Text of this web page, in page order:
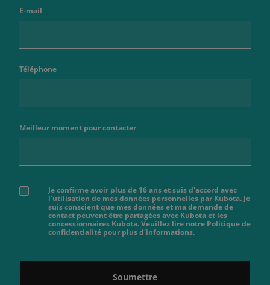
E-mail
Téléphone
Meilleur moment pour contacter
Je confirme avoir plus de 16 ans et suis d'accord avec
l'utilisation de mes données personnelles par Kubota. Je
suis conscient que mes données et ma demande de
contact peuvent être partagées avec Kubota et les
concessionnaires Kubota. Veuillez lire notre Politique de
confidentialité pour plus d'informations.
Soumettre